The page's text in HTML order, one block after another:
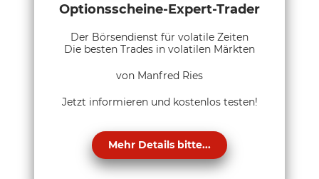
Optionsscheine-Expert-Trader
Der Börsendienst für volatile Zeiten
Die besten Trades in volatilen Märkten
von Manfred Ries
Jetzt informieren und kostenlos testen!
Mehr Details bitte...